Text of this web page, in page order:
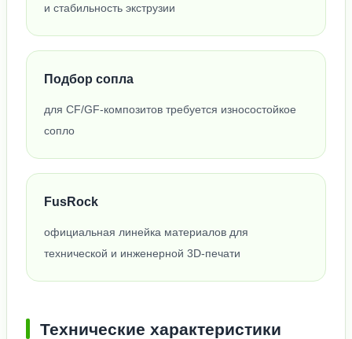
и стабильность экструзии
Подбор сопла
для CF/GF-композитов требуется износостойкое
сопло
FusRock
официальная линейка материалов для
технической и инженерной 3D-печати
Технические характеристики